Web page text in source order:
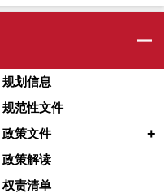
规划信息
规范性文件
政策文件 +
政策解读
权责清单